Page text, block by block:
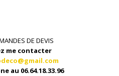
DE DEVIS
me contacter
au 06.64.18.33.96